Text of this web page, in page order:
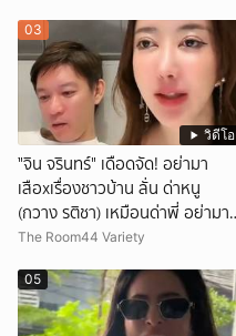
วิดีโอ
03
ั่"จิน จรินทร์" เดือดจัด! อย่ามา
เสือxเรื่องชาวบ้าน ลั่น ด่าหนู
(กวาง รติชา) เหมือนด่าพี่ อย่ามา
ยุ่งกับคนของผม จบ!!!
The Room44 Variety
05